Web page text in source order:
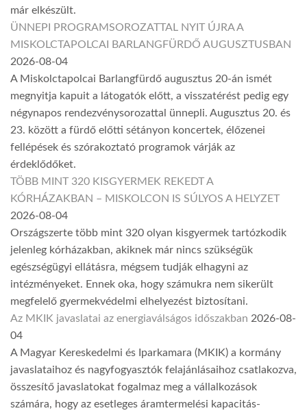
már elkészült.
ÜNNEPI PROGRAMSOROZATTAL NYIT ÚJRA A
MISKOLCTAPOLCAI BARLANGFÜRDŐ AUGUSZTUSBAN
2026-08-04
A Miskolctapolcai Barlangfürdő augusztus 20-án ismét
megnyitja kapuit a látogatók előtt, a visszatérést pedig egy
négynapos rendezvénysorozattal ünnepli. Augusztus 20. és
23. között a fürdő előtti sétányon koncertek, élőzenei
fellépések és szórakoztató programok várják az
érdeklődőket.
TÖBB MINT 320 KISGYERMEK REKEDT A
KÓRHÁZAKBAN – MISKOLCON IS SÚLYOS A HELYZET
2026-08-04
Országszerte több mint 320 olyan kisgyermek tartózkodik
jelenleg kórházakban, akiknek már nincs szükségük
egészségügyi ellátásra, mégsem tudják elhagyni az
intézményeket. Ennek oka, hogy számukra nem sikerült
megfelelő gyermekvédelmi elhelyezést biztosítani.
Az MKIK javaslatai az energiaválságos időszakban 2026-08-
04
A Magyar Kereskedelmi és Iparkamara (MKIK) a kormány
javaslataihoz és nagyfogyasztók felajánlásaihoz csatlakozva,
összesítő javaslatokat fogalmaz meg a vállalkozások
számára, hogy az esetleges áramtermelési kapacitás-